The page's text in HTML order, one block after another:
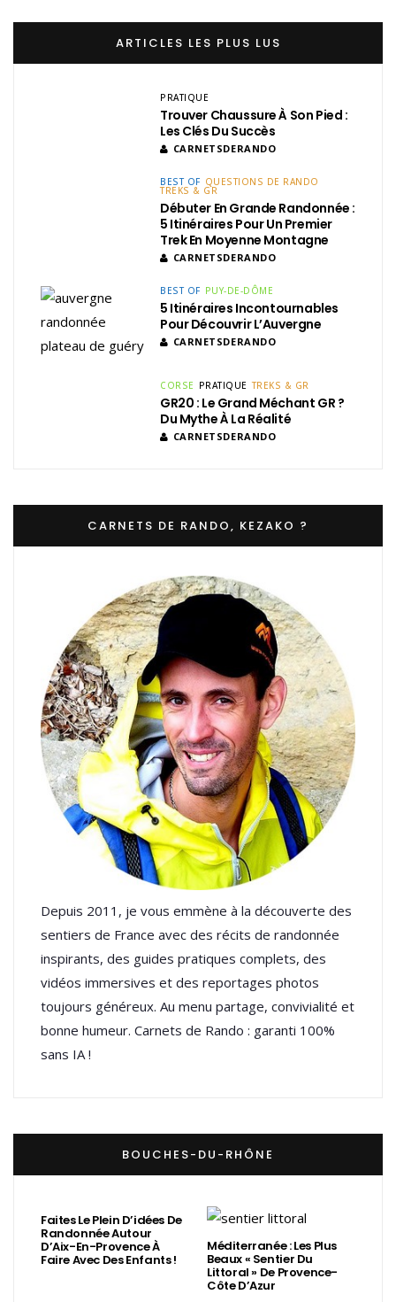
ARTICLES LES PLUS LUS
PRATIQUE
Trouver Chaussure À Son Pied :
Les Clés Du Succès
CARNETSDERANDO
BEST OF QUESTIONS DE RANDO
TREKS & GR
Débuter En Grande Randonnée :
5 Itinéraires Pour Un Premier
Trek En Moyenne Montagne
CARNETSDERANDO
BEST OF PUY-DE-DÔME
5 Itinéraires Incontournables
Pour Découvrir L’Auvergne
CARNETSDERANDO
CORSE PRATIQUE TREKS & GR
GR20 : Le Grand Méchant GR ?
Du Mythe À La Réalité
CARNETSDERANDO
CARNETS DE RANDO, KEZAKO ?
Depuis 2011, je vous emmène à la découverte des
sentiers de France avec des récits de randonnée
inspirants, des guides pratiques complets, des
vidéos immersives et des reportages photos
toujours généreux. Au menu partage, convivialité et
bonne humeur. Carnets de Rando : garanti 100%
sans IA !
BOUCHES-DU-RHÔNE
Faites Le Plein D’idées De
Randonnée Autour
D’Aix-En-Provence À
Faire Avec Des Enfants !
Méditerranée : Les Plus
Beaux « Sentier Du
Littoral » De Provence-
Côte D’Azur